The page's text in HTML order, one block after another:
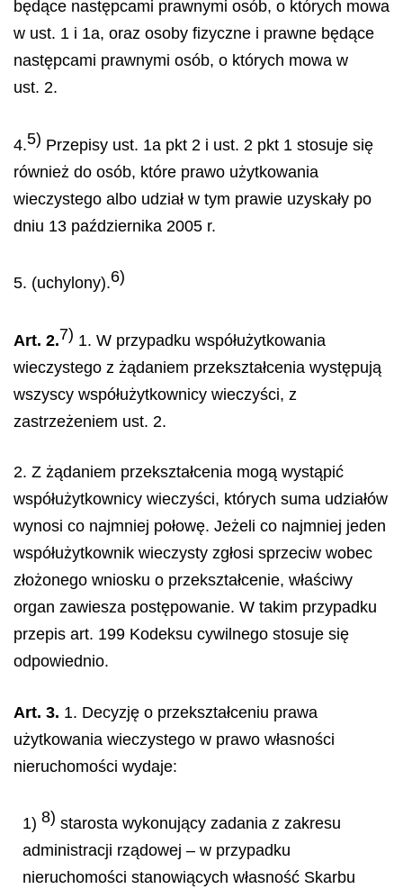
będące następcami prawnymi osób, o których mowa
w ust. 1 i 1a, oraz osoby fizyczne i prawne będące
następcami prawnymi osób, o których mowa w
ust. 2.
4.5) Przepisy ust. 1a pkt 2 i ust. 2 pkt 1 stosuje się
również do osób, które prawo użytkowania
wieczystego albo udział w tym prawie uzyskały po
dniu 13 października 2005 r.
5. (uchylony).6)
Art. 2.7) 1. W przypadku współużytkowania
wieczystego z żądaniem przekształcenia występują
wszyscy współużytkownicy wieczyści, z
zastrzeżeniem ust. 2.
2. Z żądaniem przekształcenia mogą wystąpić
współużytkownicy wieczyści, których suma udziałów
wynosi co najmniej połowę. Jeżeli co najmniej jeden
współużytkownik wieczysty zgłosi sprzeciw wobec
złożonego wniosku o przekształcenie, właściwy
organ zawiesza postępowanie. W takim przypadku
przepis art. 199 Kodeksu cywilnego stosuje się
odpowiednio.
Art. 3. 1. Decyzję o przekształceniu prawa
użytkowania wieczystego w prawo własności
nieruchomości wydaje:
1) 8) starosta wykonujący zadania z zakresu
administracji rządowej – w przypadku
nieruchomości stanowiących własność Skarbu